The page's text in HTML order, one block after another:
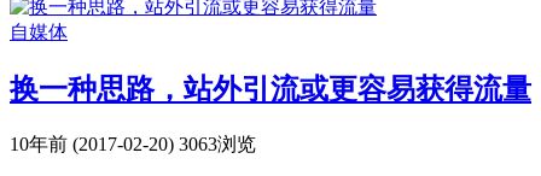
自媒体
换一种思路，站外引流或更容易获得流量
10年前 (2017-02-20) 3063浏览